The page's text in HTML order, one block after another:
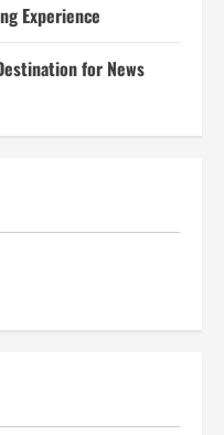
Experience
for News